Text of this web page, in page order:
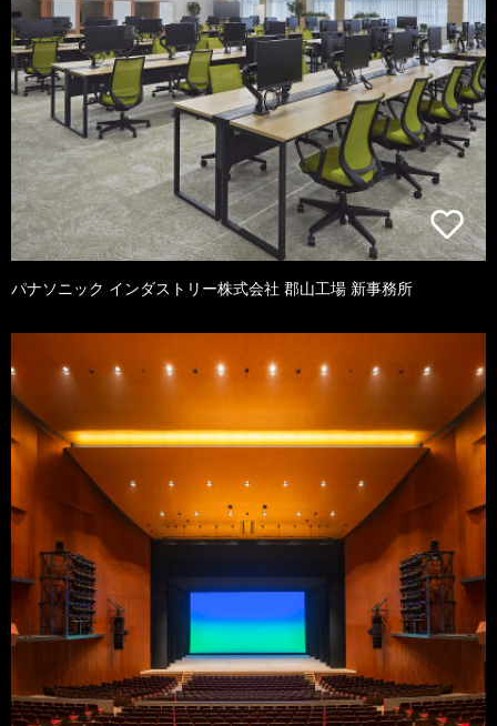
パナソニック インダストリー株式会社 郡山工場 新事務所